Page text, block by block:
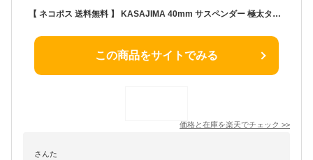
【 ネコポス 送料無料 】 KASAJIMA 40mm サスペンダー 極太タイプ 100cm Mサイズ | メンズ キッズ レディース 日本製 X型 ライン カジュアル フォーマル 子供 クリップ デニム 幅広 金具 女の子 おしゃれ タキシード パンツ 作業用 国産 太め 柄 結婚式 新郎 黒
この商品をサイトでみる
価格と在庫を楽天でチェック >>
さんた